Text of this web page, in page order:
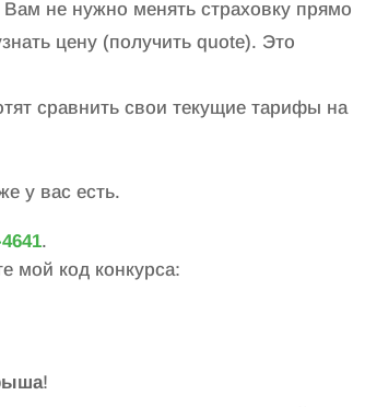
не нужно менять страховку прямо
цену (получить quote). Это
сравнить свои текущие тарифы на
у вас есть.
.
мой код конкурса:
!